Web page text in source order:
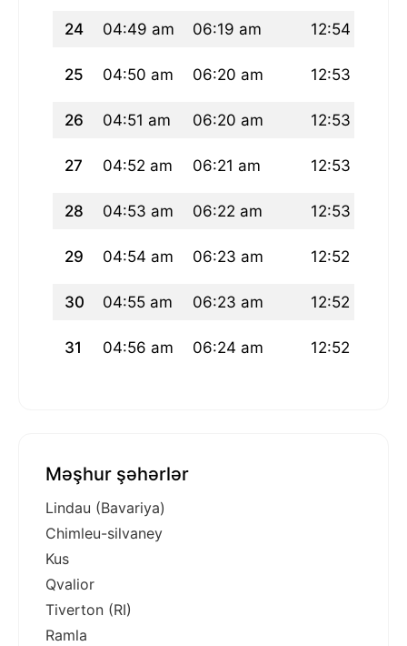
24 04:49 am 06:19 am 12:54 pm
25 04:50 am 06:20 am 12:53 pm
26 04:51 am 06:20 am 12:53 pm
27 04:52 am 06:21 am 12:53 pm
28 04:53 am 06:22 am 12:53 pm
29 04:54 am 06:23 am 12:52 pm
30 04:55 am 06:23 am 12:52 pm
31 04:56 am 06:24 am 12:52 pm
Məşhur şəhərlər
Lindau (Bavariya)
Chimleu-silvaney
Kus
Qvalior
Tiverton (RI)
Ramla